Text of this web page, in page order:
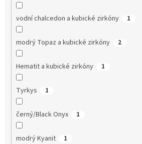
vodní chalcedon a kubické zirkóny 1
modrý Topaz a kubické zirkóny 2
Hematit a kubické zirkóny 1
Tyrkys 1
černý/Black Onyx 1
modrý Kyanit 1